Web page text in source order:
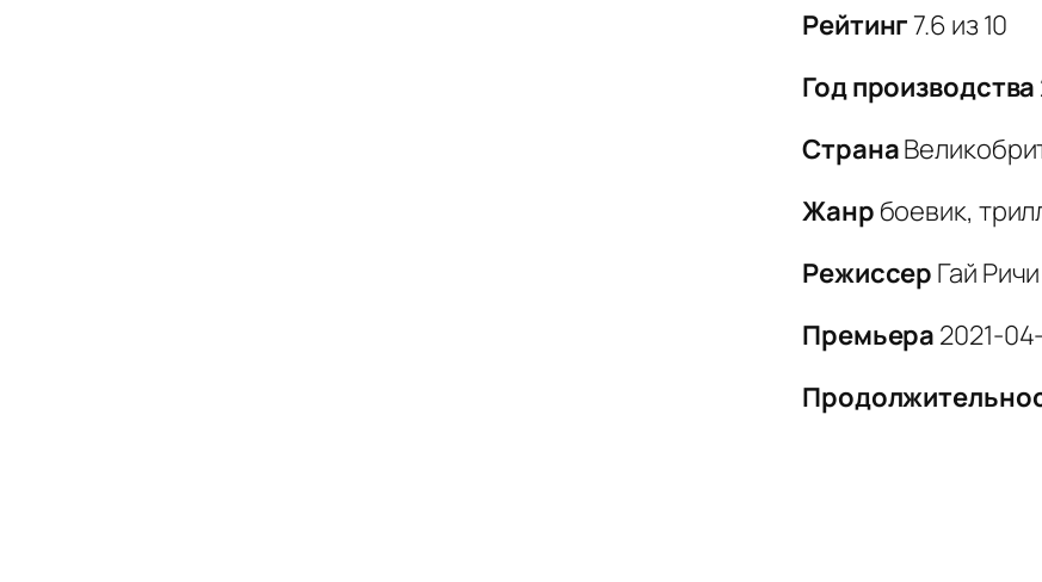
Рейтинг7.6 из 10
Год производства
Страна
Жанрбоевик,
Режиссер Гай Ричи
Премьера 2021-